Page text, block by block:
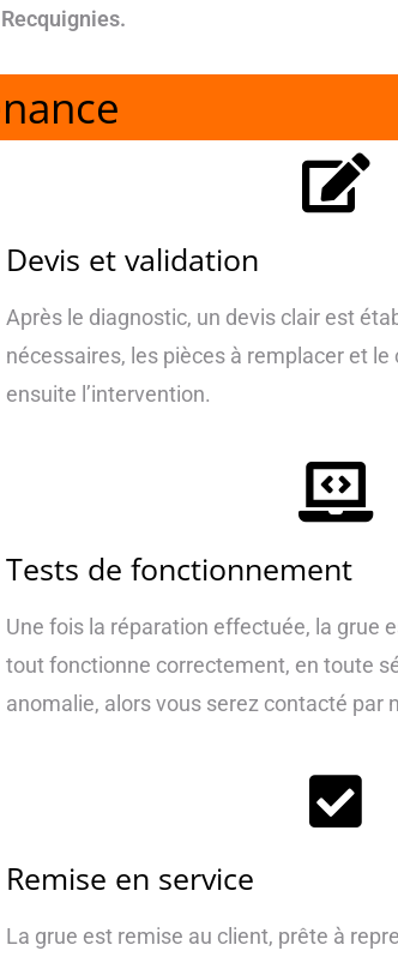
Devis et validation
Après le diagnostic, un devis clair est
nécessaires, les pièces à remplacer et
ensuite l’intervention.
Tests de fonctionnement
Une fois la réparation effectuée, la grue
tout fonctionne correctement, en toute
anomalie, alors vous serez contacté par
Remise en service
La grue est remise au client, prête à